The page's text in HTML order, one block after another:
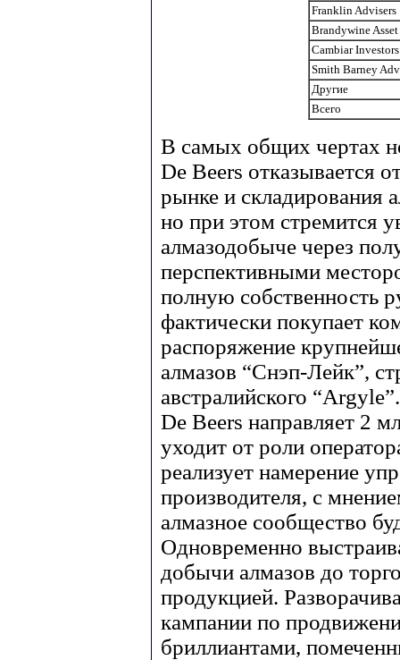
Franklin Advisers
Brandywine
Cambiar Investors
Smith Barney
Другие
Всего
В самых общих чертах
De Beers отказывается
рынке и складирования
но при этом стремится
алмазодобыче через
перспективными
полную собственность
фактически покупает
распоряжение
алмазов “Снэп-Лейк”,
австралийского
De Beers направляет 2
уходит от роли
реализует намерение
производителя, с
алмазное сообщество
Одновременно
добычи алмазов до
продукцией.
кампании по
бриллиантами,